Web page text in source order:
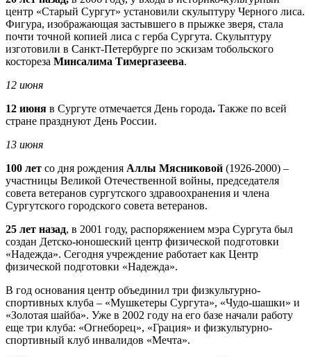
центр «Старый Сургут» установили скульптуру Черного лиса.
Фигура, изображающая застывшего в прыжке зверя, стала
почти точной копией лиса с герба Сургута. Скульптуру
изготовили в Санкт-Петербурге по эскизам тобольского
костореза Минсалима Тимергазеева.
12 июня
12 июня в Сургуте отмечается День города. Также по всей
стране празднуют День России.
13 июня
100 лет со дня рождения Аллы Мясниковой (1926-2000) –
участницы Великой Отечественной войны, председателя
совета ветеранов сургутского здравоохранения и члена
Сургутского городского совета ветеранов.
25 лет назад, в 2001 году, распоряжением мэра Сургута был
создан Детско-юношеский центр физической подготовки
«Надежда». Сегодня учреждение работает как Центр
физической подготовки «Надежда».
В год основания центр объединил три физкультурно-
спортивных клуба – «Мушкетеры Сургута», «Чудо-шашки» и
«Золотая шайба». Уже в 2002 году на его базе начали работу
еще три клуба: «Огнеборец», «Грация» и физкультурно-
спортивный клуб инвалидов «Мечта».